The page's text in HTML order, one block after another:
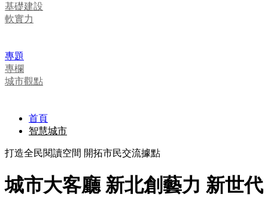
基礎建設
軟實力
專題
專欄
城市觀點
首頁
智慧城市
打造全民閱讀空間 開拓市民交流據點
城市大客廳 新北創藝力 新世代